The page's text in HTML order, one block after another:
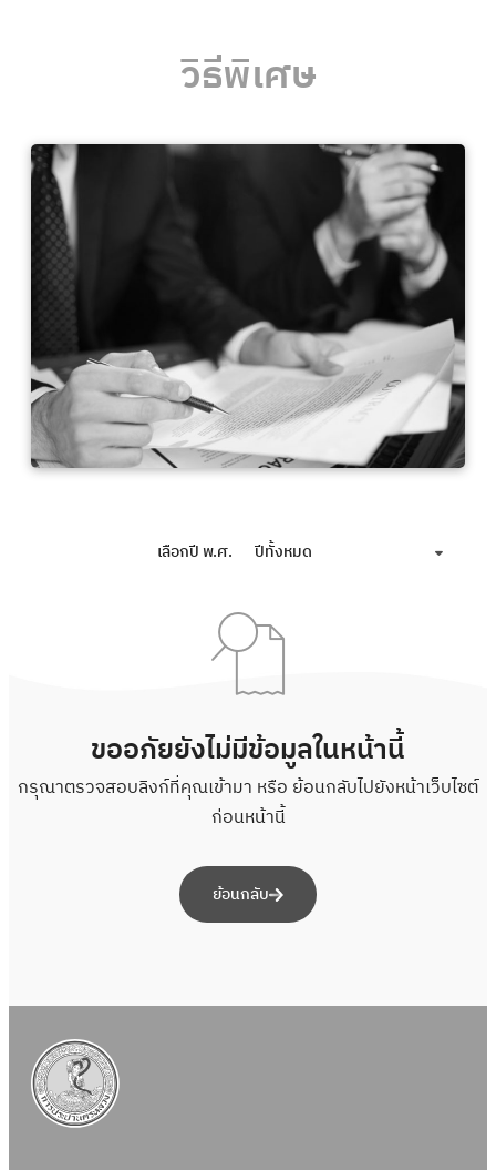
วิธีพิเศษ
เลือกปี พ.ศ. ปีทั้งหมด
ขออภัยยังไม่มีข้อมูลในหน้านี้
กรุณาตรวจสอบลิงก์ที่คุณเข้ามา หรือ ย้อนกลับไปยังหน้าเว็บไซต์
ก่อนหน้านี้
ย้อนกลับ